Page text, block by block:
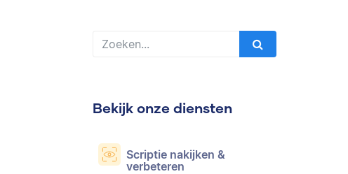
Bekijk onze diensten
Scriptie nakijken &
verbeteren